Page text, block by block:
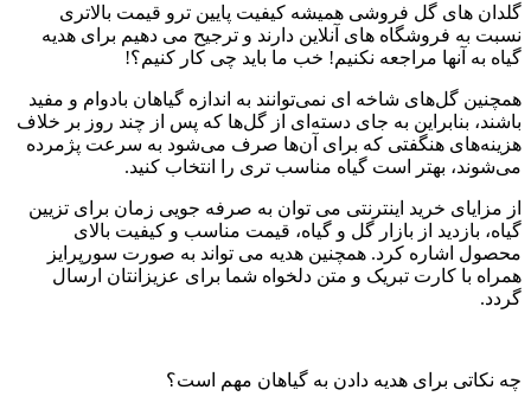
گلدان های گل فروشی همیشه کیفیت پایین ترو قیمت بالاتری
نسبت به فروشگاه های آنلاین دارند و ترجیح می دهیم برای هدیه
گیاه به آنها مراجعه نکنیم! خب ما باید چی کار کنیم؟!
همچنین گل‌های شاخه‌ ای نمی‌توانند به اندازه گیاهان بادوام و مفید
باشند، بنابراین به جای دسته‌ای از گل‌ها که پس از چند روز بر خلاف
هزینه‌های هنگفتی که برای آن‌ها صرف می‌شود به سرعت پژمرده
می‌شوند، بهتر است گیاه مناسب تری را انتخاب کنید.
از مزایای خرید اینترنتی می توان به صرفه جویی زمان برای تزیین
گیاه، بازدید از بازار گل و گیاه، قیمت مناسب و کیفیت بالای
محصول اشاره کرد. همچنین هدیه می تواند به صورت سورپرایز
همراه با کارت تبریک و متن دلخواه شما برای عزیزانتان ارسال
گردد.
چه نکاتی برای هدیه دادن به گیاهان مهم است؟